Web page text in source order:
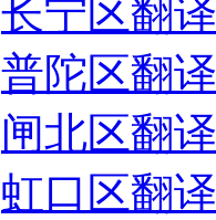
长宁区翻译
普陀区翻译
闸北区翻译
虹口区翻译